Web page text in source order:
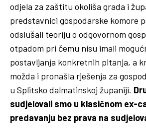
odjela za zaštitu okoliša grada i
predstavnici gospodarske komore
odslušali teoriju o odgovornom
otpadom pri čemu nisu imali
postavljanja konkretnih pitanja, a
možda i pronašla rješenja za
u Splitsko dalmatinskoj županiji.
sudjelovali smo u klasičnom ex-
predavanju bez prava na